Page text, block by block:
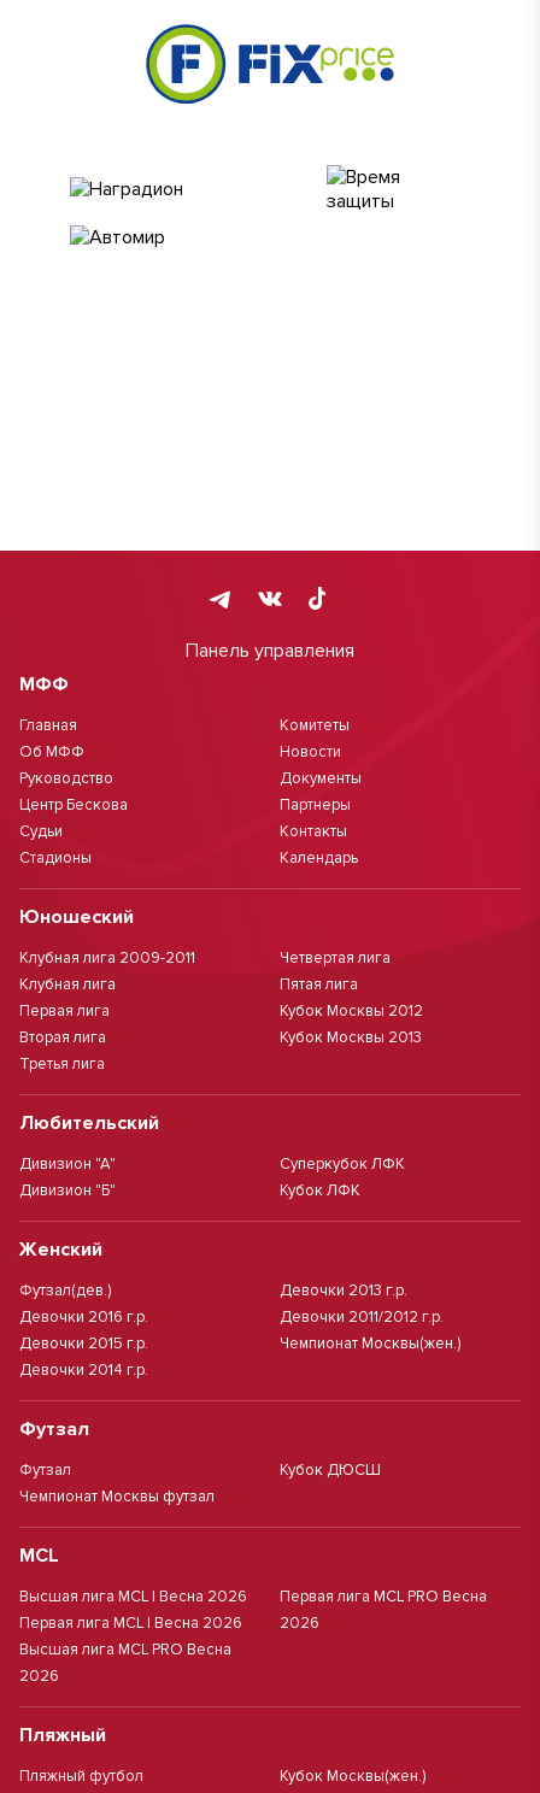
Панель управления
МФФ
Главная
Об МФФ
Руководство
Центр Бескова
Судьи
Стадионы
Комитеты
Новости
Документы
Партнеры
Контакты
Календарь
Юношеский
Клубная лига 2009-2011
Клубная лига
Первая лига
Вторая лига
Третья лига
Четвертая лига
Пятая лига
Кубок Москвы 2012
Кубок Москвы 2013
Любительский
Дивизион "А"
Дивизион "Б"
Суперкубок ЛФК
Кубок ЛФК
Женский
Футзал(дев.)
Девочки 2016 г.р.
Девочки 2015 г.р.
Девочки 2014 г.р.
Девочки 2013 г.р.
Девочки 2011/2012 г.р.
Чемпионат Москвы(жен.)
Футзал
Футзал
Чемпионат Москвы футзал
Кубок ДЮСШ
MCL
Высшая лига MCL | Весна 2026
Первая лига MCL | Весна 2026
Высшая лига MCL PRO Весна
2026
Первая лига MCL PRO Весна
2026
Пляжный
Пляжный футбол Кубок Москвы(жен.)